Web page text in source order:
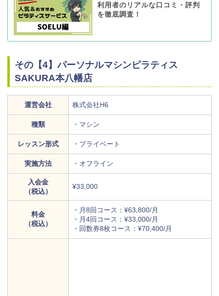
利用者のリアルな口コミ・評判
を徹底調査！
その【4】パーソナルマシンピラティス
SAKURA本八幡店
運営会社 株式会社H6
種類 ・マシン
レッスン形式 ・プライベート
実施方法 ・オフライン
入会金
（税込）
¥33,000
料金
（税込）
・月8回コース：¥63,800/月
・月4回コース：¥33,000/月
・回数券8枚コース：¥70,400/月